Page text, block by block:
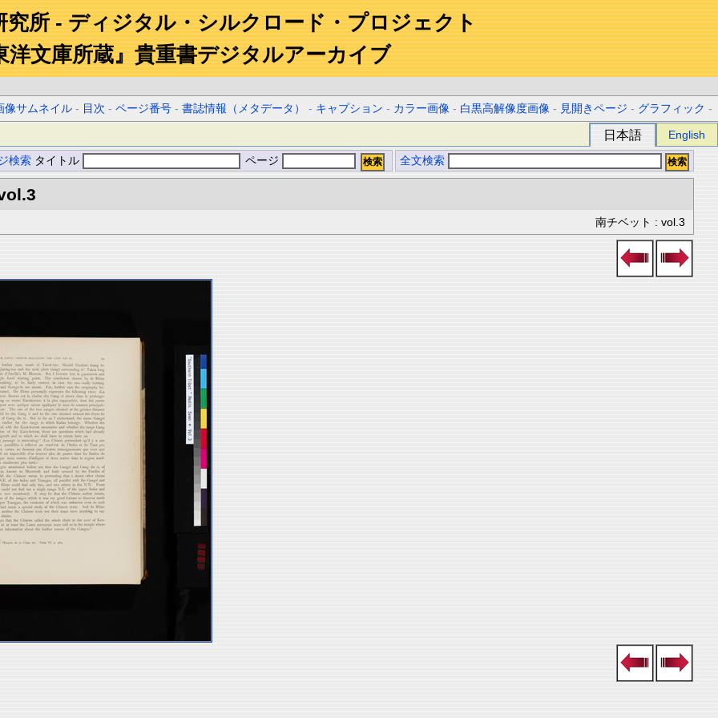
究所 - ディジタル・シルクロード・プロジェクト
洋文庫所蔵』貴重書デジタルアーカイブ
像サムネイル - 目次 -ページ番号 -書誌情報（メタデータ） - キャプション - カラー画像 - 白黒高解像度画像 - 見開きページ - グラフィック -
日本語 English
検索 タイトル ページ 全文検索
南チベット : vol.3